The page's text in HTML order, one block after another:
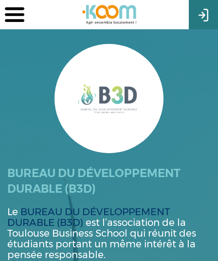
BUREAU DU DÉVELOPPEMENT
DURABLE (B3D)
Le BUREAU DU DÉVELOPPEMENT
DURABLE (B3D) est l’association de la
Toulouse Business School qui réunit des
étudiants portant un même intérêt à la
pensée responsable.